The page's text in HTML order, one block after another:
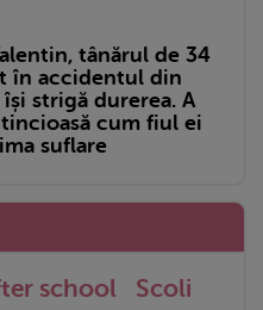
tânărul de 34
în accidentul din
strigă durerea. A
cum fiul ei
suflare
school
Scoli